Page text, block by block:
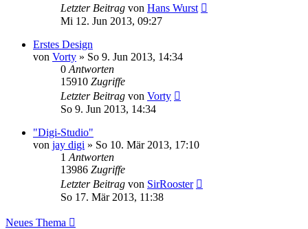
Letzter Beitrag von Hans Wurst
Mi 12. Jun 2013, 09:27
Erstes Design
von Vorty » So 9. Jun 2013, 14:34
0 Antworten
15910 Zugriffe
Letzter Beitrag von Vorty
So 9. Jun 2013, 14:34
"Digi-Studio"
von jay digi » So 10. Mär 2013, 17:10
1 Antworten
13986 Zugriffe
Letzter Beitrag von SirRooster
So 17. Mär 2013, 11:38
Neues Thema